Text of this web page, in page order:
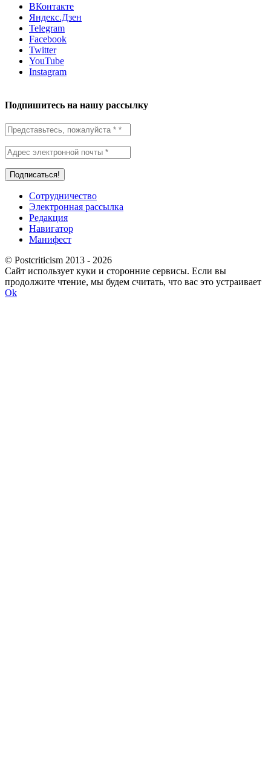
ВКонтакте
Яндекс.Дзен
Telegram
Facebook
Twitter
YouTube
Instagram
Подпишитесь на нашу рассылку
Сотрудничество
Электронная рассылка
Редакция
Навигатор
Манифест
© Postcriticism 2013 - 2026
Сайт использует куки и сторонние сервисы. Если вы
продолжите чтение, мы будем считать, что вас это устраивает
Ok